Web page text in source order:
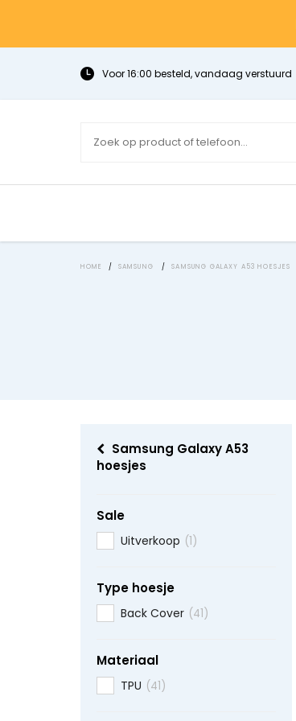
Voor 16:00 besteld, vandaag verstuurd
HOME / SAMSUNG / SAMSUNG GALAXY A53 HOESJES
Samsung Galaxy A53
hoesjes
Sale
Uitverkoop (1)
Type hoesje
Back Cover (41)
Materiaal
TPU (41)